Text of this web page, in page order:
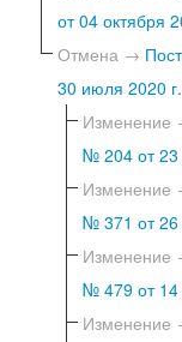
от 04 октября
Отмена →
30 июля 2020 г.
Изменение
№ 204 от 23
Изменение
№ 371 от 26
Изменение
№ 479 от 14
Изменение